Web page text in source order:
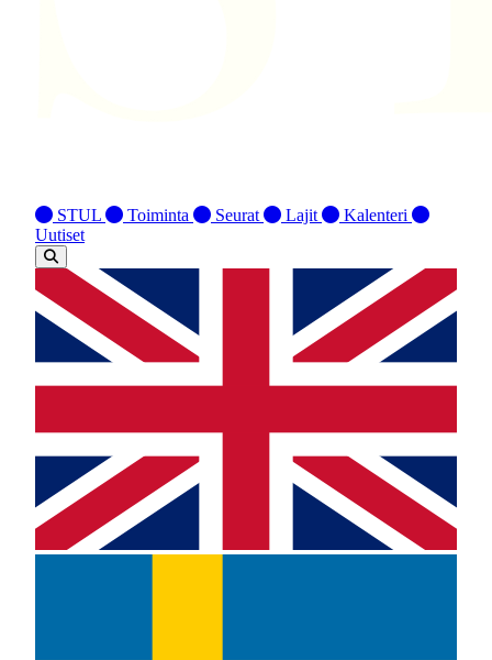
STUL Toiminta Seurat Lajit
Kalenteri
Uutiset